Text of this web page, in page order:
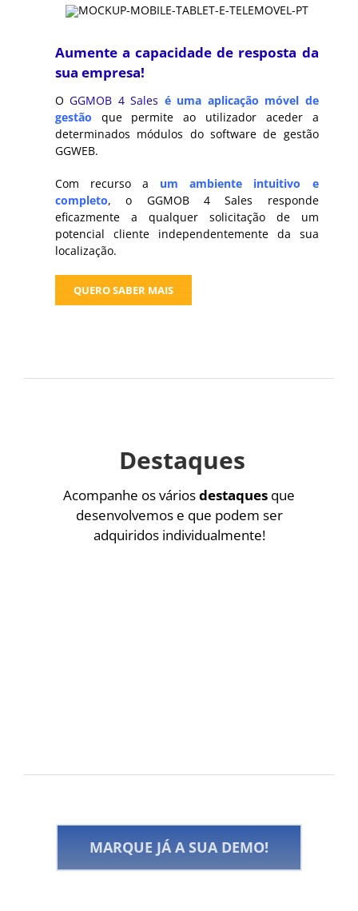
Aumente a capacidade de resposta da
sua empresa!
OGGMOB 4 Sales é uma aplicação móvel de
gestão que permite ao utilizador aceder a
determinados módulos do software de gestão
GGWEB.
Com recurso a um ambiente intuitivo e
completo,
o GGMOB 4 Sales responde
eficazmente a qualquer solicitação de um
potencial cliente independentemente da sua
localização.
QUERO SABER MAIS
Destaques
Acompanhe os váriosdestaques que
desenvolvemos e que podem ser
adquiridos individualmente!
MARQUE JÁ A SUA DEMO!